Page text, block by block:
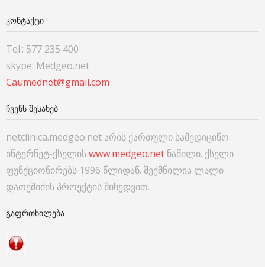
ᲙᲝᲜᲢᲐᲥᲢᲘ
Tel.: 577 235 400
skype: Medgeo.net
Caumednet@gmail.com
ᲩᲕᲔᲜᲡ ᲨᲔᲡᲐᲮᲔᲑ
netclinica.medgeo.net არის ქართული სამედიცინო
ინტერნეტ-ქსელისwww.medgeo.net ნაწილი. ქსელი
ფუნქციონირებს 1996 წლიდან. შექმნილია ლალი
დათეშიძის პროექტის მიხედვით.
ᲒᲐᲤᲠᲗᲮᲘᲚᲔᲑᲐ